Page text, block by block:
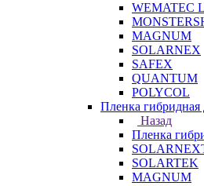
WEMATEC
MAGNUM
SOLARNEX
SAFEX
QUANTUM
POLYCOL
Пленка
Назад
Пленка
SOLARTEK
MAGNUM